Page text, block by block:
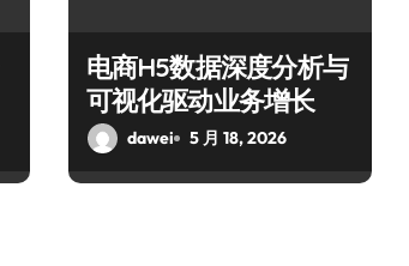
电商H5数据深度分析与
可视化驱动业务增长
dawei 5 月 18, 2026